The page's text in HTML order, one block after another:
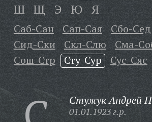
Ш Щ Э Ю Я
Саб-Сан Сап-Сая Сбо-Сед
Сид-Ски
Скл-Слю Сма-
Сош-Стр
Сту-Сур Сус-Сяс
Стужук Андрей
01.01.1923 г.р.